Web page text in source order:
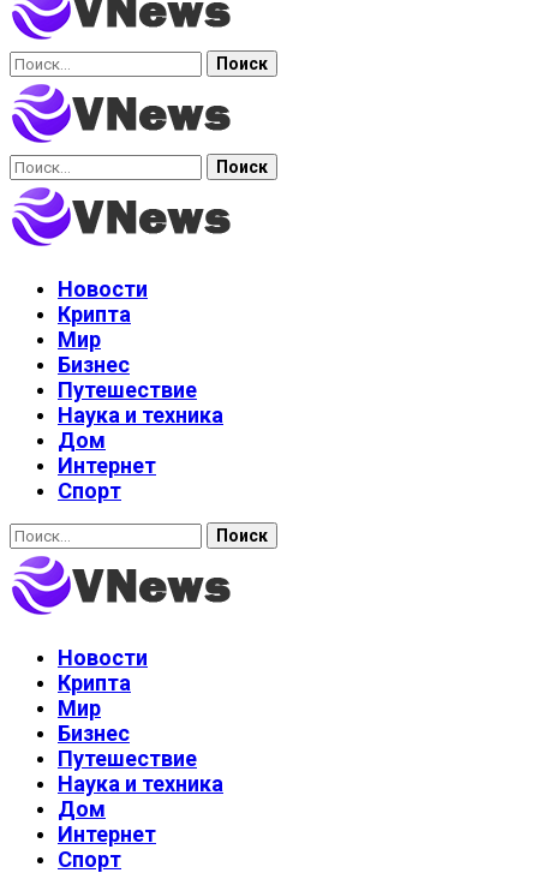
Найти:
Найти:
Новости
Крипта
Мир
Бизнес
Путешествие
Наука и техника
Дом
Интернет
Спорт
Найти:
Новости
Крипта
Мир
Бизнес
Путешествие
Наука и техника
Дом
Интернет
Спорт